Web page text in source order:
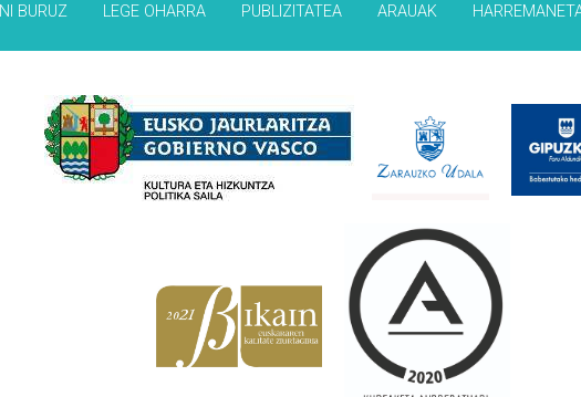
BURUZ LEGE OHARRA PUBLIZITATEA ARAUAK